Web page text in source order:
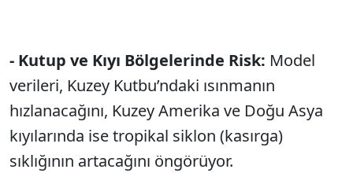
- Kutup ve Kıyı Bölgelerinde Risk: Model
verileri, Kuzey Kutbu’ndaki ısınmanın
hızlanacağını, Kuzey Amerika ve Doğu Asya
kıyılarında ise tropikal siklon (kasırga)
sıklığının artacağını öngörüyor.